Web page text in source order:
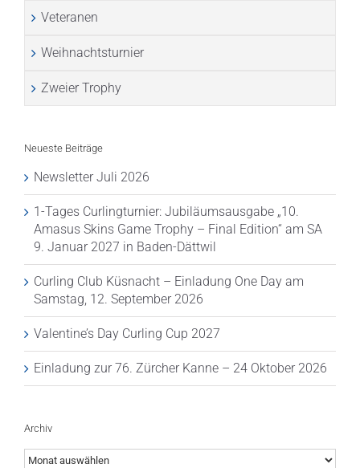
Veteranen
Weihnachtsturnier
Zweier Trophy
Neueste Beiträge
Newsletter Juli 2026
1-Tages Curlingturnier: Jubiläumsausgabe „10.
Amasus Skins Game Trophy – Final Edition“ am SA
9. Januar 2027 in Baden-Dättwil
Curling Club Küsnacht – Einladung One Day am
Samstag, 12. September 2026
Valentine’s Day Curling Cup 2027
Einladung zur 76. Zürcher Kanne – 24 Oktober 2026
Archiv
Archiv